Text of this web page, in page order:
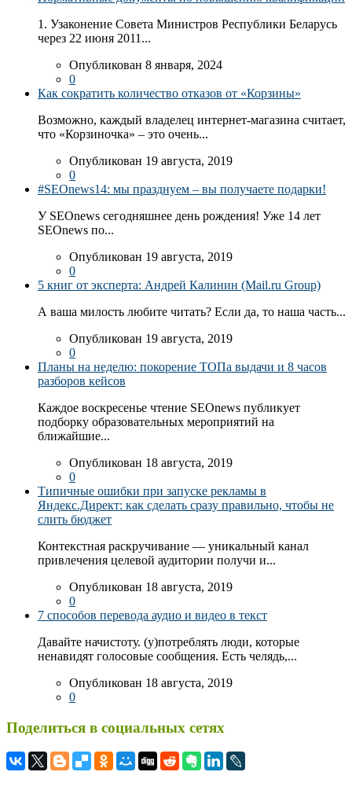
1. Узаконение Совета Министров Республики Беларусь
через 22 июня 2011...
Опубликован 8 января, 2024
0
Как сократить количество отказов от «Корзины»
Возможно, каждый владелец интернет-магазина считает,
что «Корзиночка» – это очень...
Опубликован 19 августа, 2019
0
#SEOnews14: мы празднуем – вы получаете подарки!
У SEOnews сегодняшнее день рождения! Уже 14 лет
SEOnews по...
Опубликован 19 августа, 2019
0
5 книг от эксперта: Андрей Калинин (Mail.ru Group)
А ваша милость любите читать? Если да, то наша часть...
Опубликован 19 августа, 2019
0
Планы на неделю: покорение ТОПа выдачи и 8 часов
разборов кейсов
Каждое воскресенье чтение SEOnews публикует
подборку образовательных мероприятий на
ближайшие...
Опубликован 18 августа, 2019
0
Типичные ошибки при запуске рекламы в
Яндекс.Директ: как сделать сразу правильно, чтобы не
слить бюджет
Контекстная раскручивание — уникальный канал
привлечения целевой аудитории получи и...
Опубликован 18 августа, 2019
0
7 способов перевода аудио и видео в текст
Давайте начистоту. (у)потреблять люди, которые
ненавидят голосовые сообщения. Есть челядь,...
Опубликован 18 августа, 2019
0
Поделиться в социальных сетях